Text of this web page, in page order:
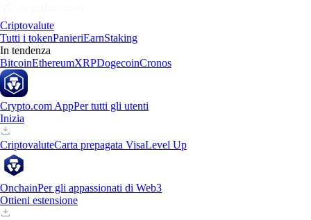
Criptovalute
Tutti i tokenPanieriEarnStaking
In tendenza
BitcoinEthereumXRPDogecoinCronos
Crypto.com AppPer tutti gli utenti
Inizia
CriptovaluteCarta prepagata VisaLevel Up
OnchainPer gli appassionati di Web3
Ottieni estensione